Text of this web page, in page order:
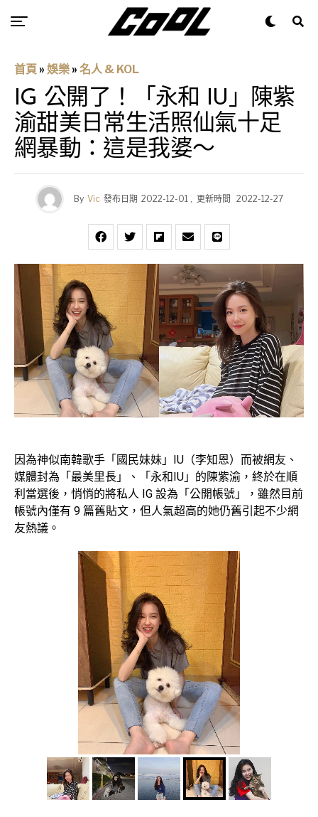
首頁 » 娛樂 » 名人 & KOL
IG 公開了！「永和 IU」陳紫
渝甜美日常生活照仙氣十足
網暴動：這是我婆～
By Vic 發布日期 2022-12-01, 更新時間 2022-12-27
因為神似南韓歌手「國民妹妹」IU（李知恩）而被網友、
媒體封為「最美里長」、「永和IU」的陳紫渝，終於在順
利當選後，悄悄的將私人 IG 設為「公開帳號」，雖然目前
帳號內僅有 9 篇舊貼文，但人氣超高的她仍舊引起不少網
友熱議。